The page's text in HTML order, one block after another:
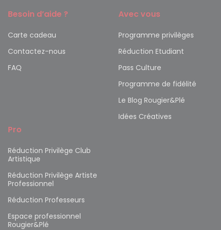
Besoin d’aide ?
Carte cadeau
Contactez-nous
FAQ
Avec vous
Programme privilèges
Réduction Etudiant
Pass Culture
Programme de fidélité
Le Blog Rougier&Plé
Idées Créatives
Pro
Réduction Privilège Club
Artistique
Réduction Privilège Artiste
Professionnel
Réduction Professeurs
Espace professionnel
Rougier&Plé